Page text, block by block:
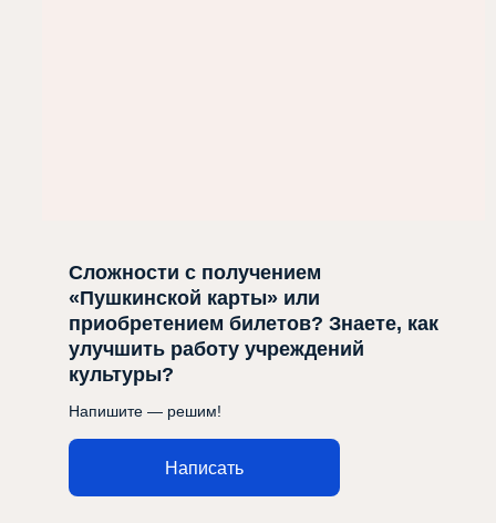
Сложности с получением
«Пушкинской карты» или
приобретением билетов? Знаете, как
улучшить работу учреждений
культуры?
Напишите — решим!
Написать